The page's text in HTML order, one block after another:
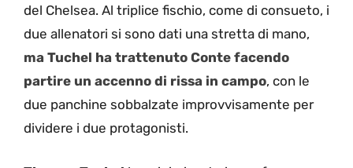
del Chelsea. Al triplice fischio, come di consueto, i
due allenatori si sono dati una stretta di mano,
ma Tuchel ha trattenuto Conte facendo
partire un accenno di rissa in campo, con le
due panchine sobbalzate improvvisamente per
dividere i due protagonisti.